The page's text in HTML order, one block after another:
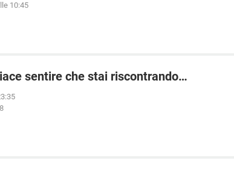
10:45
sentire che stai riscontrando…